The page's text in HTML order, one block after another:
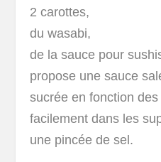
2 carottes,
du wasabi,
de la sauce pour
propose une sauce
sucrée en fonction
facilement dans les
une pincée de sel.